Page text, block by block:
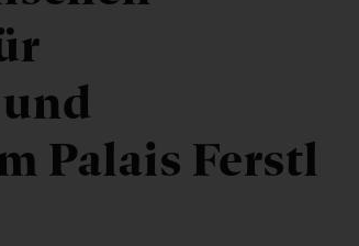
Palais Ferstl